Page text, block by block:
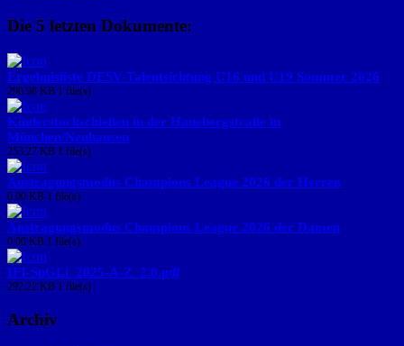
Die 5 letzten Dokumente:
Ergebnisliste DESV-Talentsichtung U16 und U19 Sommer 2026
290.98 KB 1 file(s)
Kinderstockschießen in der Hanebergstraße in
München/Neuhausen
253.27 KB 1 file(s)
Austragungsmodus Champions League 2026 der Herren
0.00 KB 1 file(s)
Austragungsmodus Champions League 2026 der Damen
0.00 KB 1 file(s)
IFI-SpGLi_2025-A-Z_2.0.pdf
292.22 KB 1 file(s)
Archiv